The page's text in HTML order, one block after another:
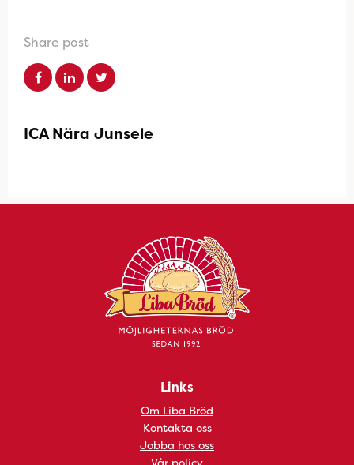
Share post
ICA Nära Junsele
Links
Om Liba Bröd
Kontakta oss
Jobba hos oss